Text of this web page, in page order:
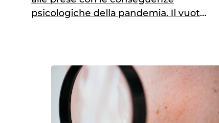
psicologiche della pandemia. Il vuoto